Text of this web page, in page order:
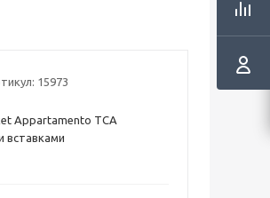
15973
Appartamento TCA
вставками